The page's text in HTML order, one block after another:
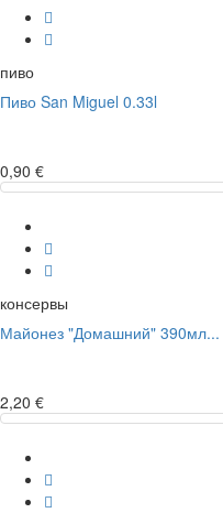
пиво
Пиво San Miguel 0.33l
0,90 €
консервы
Майонез "Домашний" 390мл...
2,20 €